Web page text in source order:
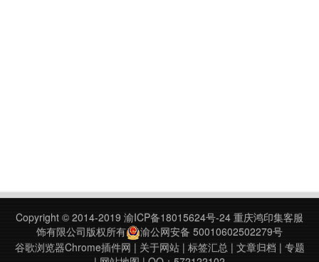
Copyright © 2014-2019 渝ICP备18015624号-24 重庆鸿印集客服
饰有限公司版权所有
渝公网安备 50010602502279号
谷歌浏览器Chrome插件网 | 关于网站| 标签汇总| 文章归档 | 专题